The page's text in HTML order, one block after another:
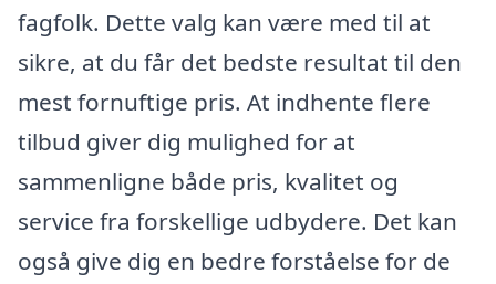
fagfolk. Dette valg kan være med til at
sikre, at du får det bedste resultat til den
mest fornuftige pris. At indhente flere
tilbud giver dig mulighed for at
sammenligne både pris, kvalitet og
service fra forskellige udbydere. Det kan
også give dig en bedre forståelse for de